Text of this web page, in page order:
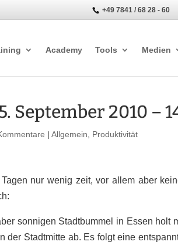
+49 7841 / 68 28 - 60
Academy Tools Medien
September 2010 –
|Allgemein Produktivität
nur wenig zeit, vor allem aber
sonnigen Stadtbummel in Essen holt
der Stadtmitte ab. Es folgt eine